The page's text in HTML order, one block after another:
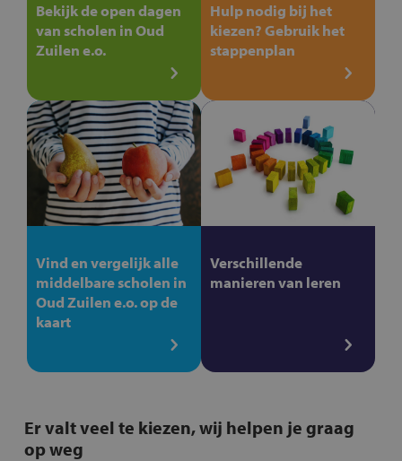
Bekijk de open dagen
van scholen in Oud
Zuilen e.o.
Hulp nodig bij het
kiezen? Gebruik het
stappenplan
Vind en vergelijk alle
middelbare scholen in
Oud Zuilen e.o. op de
kaart
Verschillende
manieren van leren
Er valt veel te kiezen, wij helpen je graag
op weg